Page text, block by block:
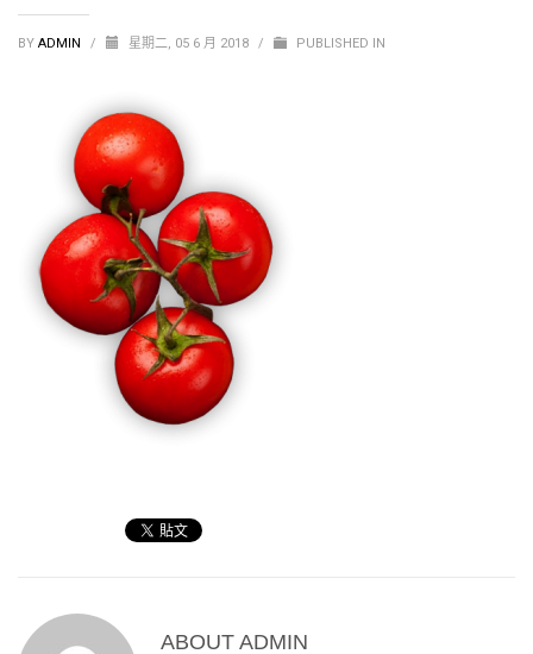
BY ADMIN / 星期二, 05 6 月 2018 / PUBLISHED IN
ABOUT ADMIN